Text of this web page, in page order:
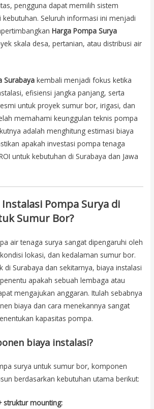
pengguna dapat memilih sistem
Seluruh informasi ini menjadi
Harga Pompa Surya
skala desa, pertanian, atau distribusi air
Surabaya kembali menjadi fokus ketika
efisiensi jangka panjang, serta
untuk proyek sumur bor, irigasi, dan
memahami keunggulan teknis pompa
adalah menghitung estimasi biaya
apakah investasi pompa tenaga
untuk kebutuhan di Surabaya dan Jawa
Instalasi Pompa Surya di
Sumur Bor?
air tenaga surya sangat dipengaruhi oleh
lokasi, dan kedalaman sumur bor.
di Surabaya dan sekitarnya, biaya instalasi
apakah sebuah lembaga atau
mengajukan anggaran. Itulah sebabnya
biaya dan cara menekannya sangat
kapasitas pompa.
biaya instalasi?
surya untuk sumur bor, komponen
berdasarkan kebutuhan utama berikut:
struktur mounting: